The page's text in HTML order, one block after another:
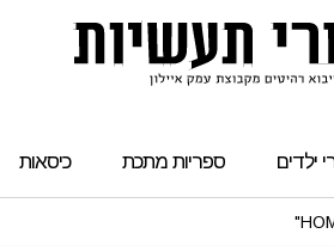
ילדים ספריות מתכת כיסאות